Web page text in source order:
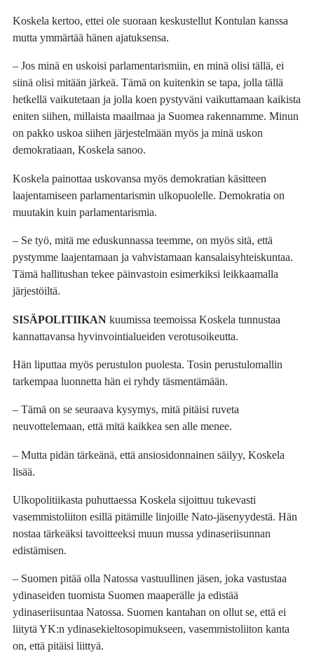
Koskela kertoo, ettei ole suoraan keskustellut Kontulan kanssa
mutta ymmärtää hänen ajatuksensa.
– Jos minä en uskoisi parlamentarismiin, en minä olisi tällä, ei
siinä olisi mitään järkeä. Tämä on kuitenkin se tapa, jolla tällä
hetkellä vaikutetaan ja jolla koen pystyväni vaikuttamaan kaikista
eniten siihen, millaista maailmaa ja Suomea rakennamme. Minun
on pakko uskoa siihen järjestelmään myös ja minä uskon
demokratiaan, Koskela sanoo.
Koskela painottaa uskovansa myös demokratian käsitteen
laajentamiseen parlamentarismin ulkopuolelle. Demokratia on
muutakin kuin parlamentarismia.
– Se työ, mitä me eduskunnassa teemme, on myös sitä, että
pystymme laajentamaan ja vahvistamaan kansalaisyhteiskuntaa.
Tämä hallitushan tekee päinvastoin esimerkiksi leikkaamalla
järjestöiltä.
SISÄPOLITIIKAN kuumissa teemoissa Koskela tunnustaa
kannattavansa hyvinvointialueiden verotusoikeutta.
Hän liputtaa myös perustulon puolesta. Tosin perustulomallin
tarkempaa luonnetta hän ei ryhdy täsmentämään.
– Tämä on se seuraava kysymys, mitä pitäisi ruveta
neuvottelemaan, että mitä kaikkea sen alle menee.
– Mutta pidän tärkeänä, että ansiosidonnainen säilyy, Koskela
lisää.
Ulkopolitiikasta puhuttaessa Koskela sijoittuu tukevasti
vasemmistoliiton esillä pitämille linjoille Nato-jäsenyydestä. Hän
nostaa tärkeäksi tavoitteeksi muun mussa ydinaseriisunnan
edistämisen.
– Suomen pitää olla Natossa vastuullinen jäsen, joka vastustaa
ydinaseiden tuomista Suomen maaperälle ja edistää
ydinaseriisuntaa Natossa. Suomen kantahan on ollut se, että ei
liitytä YK:n ydinasekieltosopimukseen, vasemmistoliiton kanta
on, että pitäisi liittyä.